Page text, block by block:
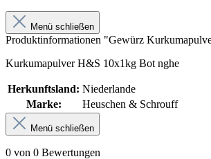
Menü schließen
Produktinformationen "Gewürz
Kurkumapulver H&S 10x1kg Bot nghe
Herkunftsland: Niederlande
Marke:
Heuschen & Schrouff
Menü schließen
0 von 0 Bewertungen